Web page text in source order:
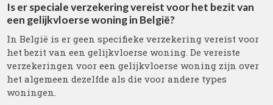
Is er speciale verzekering vereist voor het bezit van
een gelijkvloerse woning in België?
In België is er geen specifieke verzekering vereist voor
het bezit van een gelijkvloerse woning. De vereiste
verzekeringen voor een gelijkvloerse woning zijn over
het algemeen dezelfde als die voor andere types
woningen.